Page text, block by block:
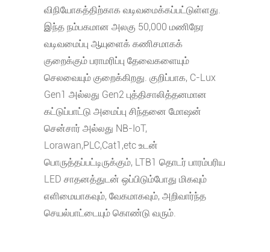
விநியோகத்திற்காக வடிவமைக்கப்பட்டுள்ளது.
இந்த நம்பகமான அலகு 50,000 மணிநேர
வடிவமைப்பு ஆயுளைக் கணிசமாகக்
குறைக்கும் பராமரிப்பு தேவைகளையும்
செலவையும் குறைக்கிறது. குறிப்பாக, C-Lux
Gen1 அல்லது Gen2 புத்திசாலித்தனமான
கட்டுப்பாட்டு அமைப்பு சிந்தனை மோஷன்
சென்சார் அல்லது NB-IoT,
Lorawan,PLC,Cat1,etc உடன்
பொருத்தப்பட்டிருக்கும், LTB1 தொடர் பாரம்பரிய
LED சாதனத்துடன் ஒப்பிடும்போது மிகவும்
எளிமையாகவும், வேகமாகவும், அறிவார்ந்த
செயல்பாட்டையும் கொண்டு வரும்.